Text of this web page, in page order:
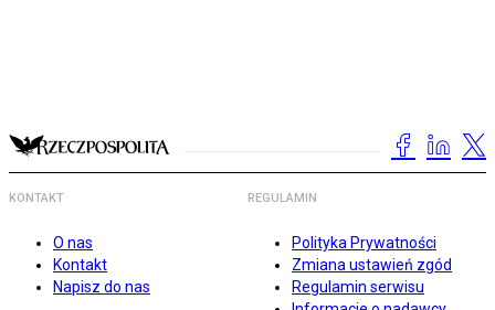
KONTAKT
O nas
Kontakt
Napisz do nas
REGULAMIN
Polityka Prywatności
Zmiana ustawień zgód
Regulamin serwisu